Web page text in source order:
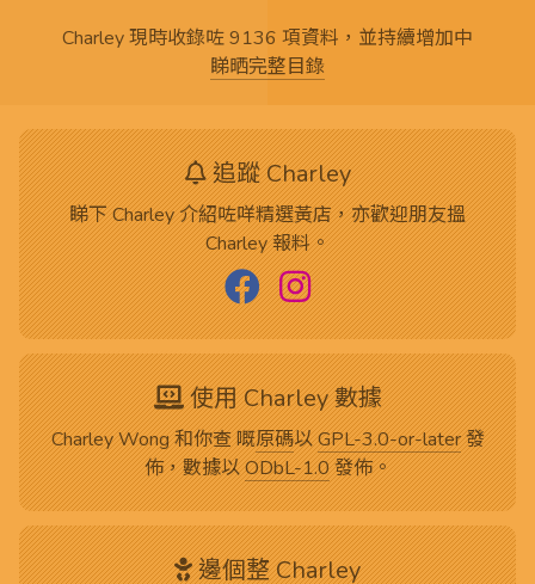
Charley 現時收錄咗 9136 項資料，並持續增加中
睇晒完整目錄
追蹤 Charley
睇下 Charley 介紹咗咩精選黃店，亦歡迎朋友搵
Charley 報料。
使用 Charley 數據
Charley Wong 和你查 嘅原碼以GPL-3.0-or-later發
佈，數據以ODbL-1.0發佈。
邊個整 Charley